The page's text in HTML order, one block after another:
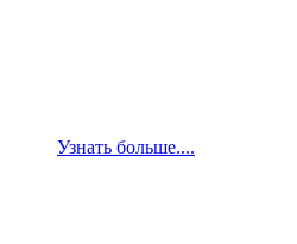
Узнать больше....